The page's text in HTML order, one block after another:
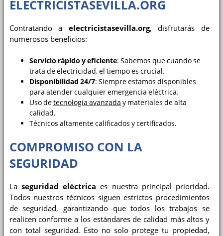
ELECTRICISTASEVILLA.ORG
Contratando a electricistasevilla.org, disfrutarás de
numerosos beneficios:
Servicio rápido y eficiente: Sabemos que cuando se
trata de electricidad, el tiempo es crucial.
Disponibilidad 24/7: Siempre estamos disponibles
para atender cualquier emergencia eléctrica.
Uso detecnología avanzada y materiales de alta
calidad.
Técnicos altamente calificados y certificados.
COMPROMISO CON LA
SEGURIDAD
La seguridad eléctrica es nuestra principal prioridad.
Todos nuestros técnicos siguen estrictos procedimientos
de seguridad, garantizando que todos los trabajos se
realicen conforme a los estándares de calidad más altos y
con total seguridad. Esto no solo protege tu propiedad,